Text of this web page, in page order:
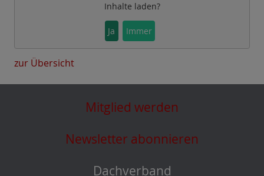
Inhalte laden?
Ja Immer
zur Übersicht
Mitglied werden
Newsletter abonnieren
Dachverband